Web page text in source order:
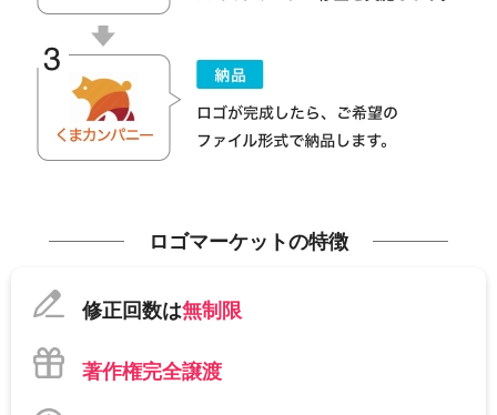
ロゴマーケットの特徴
修正回数は無制限
著作権完全譲渡